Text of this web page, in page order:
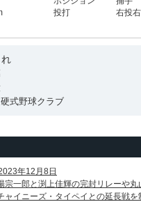
投打
右投
式野球クラブ
年12月8日
宗一郎と渕上佳輝の完封リレーや丸
ャイニーズ・タイペイとの延長戦を